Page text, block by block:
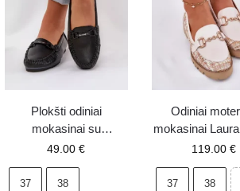
Plokšti odiniai
mokasinai su
puošmena S.Barski
49.00€
37 38
Odiniai
mokasinai Laura
2938 su auksine
119.00€
37 38